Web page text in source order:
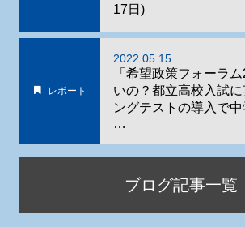
17日)
レポート
2022.05.15
「希望政策フォーラ
いの？都立高校入試
ングテストの導入で
…
ブログ記事一覧